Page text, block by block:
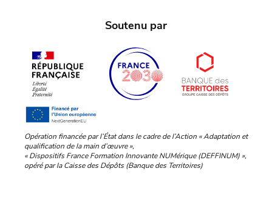
Soutenu par
Opération financée par l’État dans le cadre de l’Action « Adaptation et
qualification de la main d’œuvre »,
« Dispositifs France Formation Innovante NUMérique (DEFFINUM) »,
opéré par la Caisse des Dépôts (Banque des Territoires)